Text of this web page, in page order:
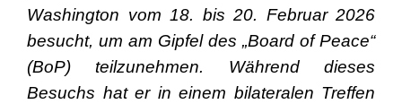
Washington vom 18. bis 20. Februar 2026
besucht, um am Gipfel des „Board of Peace“
(BoP) teilzunehmen. Während dieses
Besuchs hat er in einem bilateralen Treffen